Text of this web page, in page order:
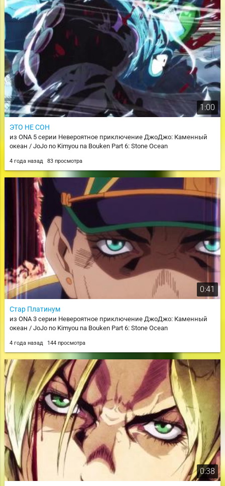
1:00
ЭТО НЕ СОН
из ONA 5 серии Невероятное приключение ДжоДжо: Каменный
океан / JoJo no Kimyou na Bouken Part 6: Stone Ocean
4 года назад 83 просмотра
0:41
Стар Платинум
из ONA 3 серии Невероятное приключение ДжоДжо: Каменный
океан / JoJo no Kimyou na Bouken Part 6: Stone Ocean
4 года назад 144 просмотра
0:38